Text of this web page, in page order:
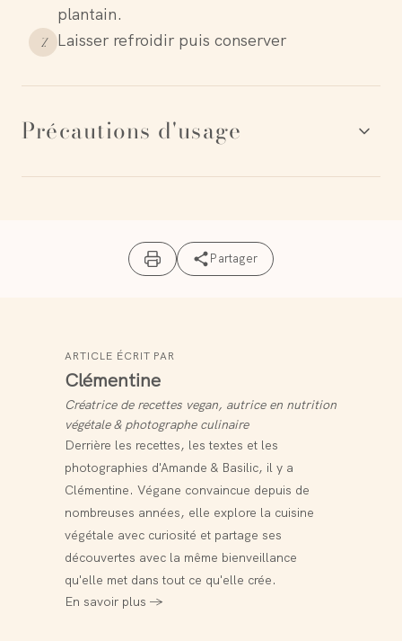
plantain.
7. Laisser refroidir puis conserver
Précautions d'usage
Les huiles essentielles sont déconseillées aux
femmes enceintes, allaitantes et aux enfants de
Le contenu traitant de la santé sur le blog est
fourni à titre indicatif et ne doit en aucun cas se
substituer aux conseils médicaux de votre
médecin traitant ou de tout autre professionnel
de la santé.
Partager
ARTICLE ÉCRIT PAR
Clémentine
Créatrice de recettes vegan, autrice en nutrition
végétale & photographe culinaire
Derrière les recettes, les textes et les
photographies d'Amande & Basilic, il y a
Clémentine. Végane convaincue depuis de
nombreuses années, elle explore la cuisine
végétale avec curiosité et partage ses
découvertes avec la même bienveillance
qu'elle met dans tout ce qu'elle crée.
En savoir plus →